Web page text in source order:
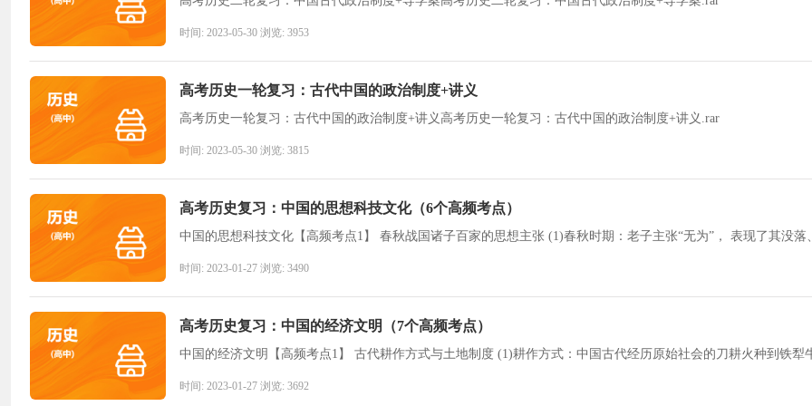
时间: 2023-05-30 浏览: 3953
高考历史一轮复习：古代中国的政治制度+讲义
高考历史一轮复习：古代中国的政治制度+讲义高考历史一轮复习：古代中国的政治制度+讲义.rar
时间: 2023-05-30 浏览: 3815
高考历史复习：中国的思想科技文化（6个高频考点）
时间: 2023-01-27 浏览: 3490
高考历史复习：中国的经济文明（7个高频考点）
时间: 2023-01-27 浏览: 3692